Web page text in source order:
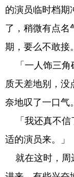
的演员临时档期
了，稍微有点名
期，要么不敢接
「一人饰三角
质天差地别，没
奈地叹了一口气。
「我还真不信
适的演员来。」
就在这时，周